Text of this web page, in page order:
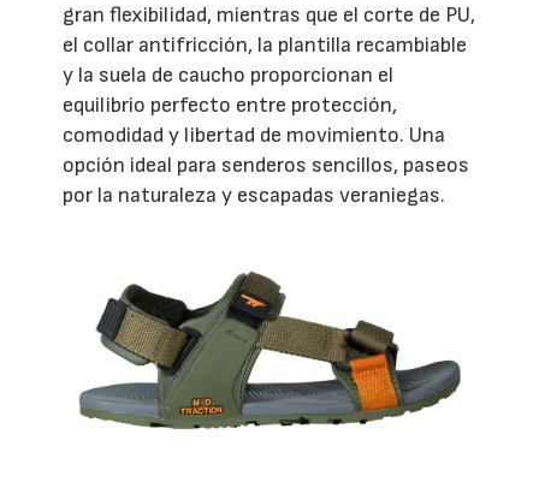
gran flexibilidad, mientras que el corte de PU,
el collar antifricción, la plantilla recambiable
y la suela de caucho proporcionan el
equilibrio perfecto entre protección,
comodidad y libertad de movimiento. Una
opción ideal para senderos sencillos, paseos
por la naturaleza y escapadas veraniegas.